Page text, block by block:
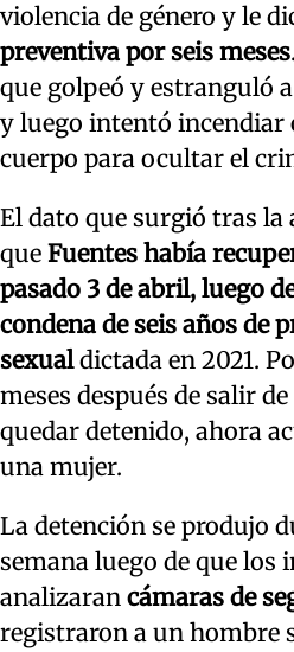
violencia de género y le
preventiva por seis meses
que golpeó y estranguló
y luego intentó incendiar
cuerpo para ocultar el
El dato que surgió tras la
que Fuentes había
pasado 3 de abril, luego
condena de seis años de
sexualdictada en 2021.
meses después de salir
quedar detenido, ahora
una mujer.
La detención se produjo
semana luego de que los
analizaran cámaras de
registraron a un hombre